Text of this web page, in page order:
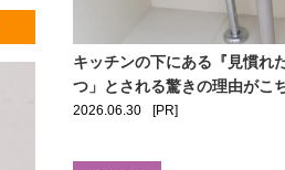
キッチンの下にある『見慣
つ」とされる驚きの理由がこ
2026.06.30 [PR]